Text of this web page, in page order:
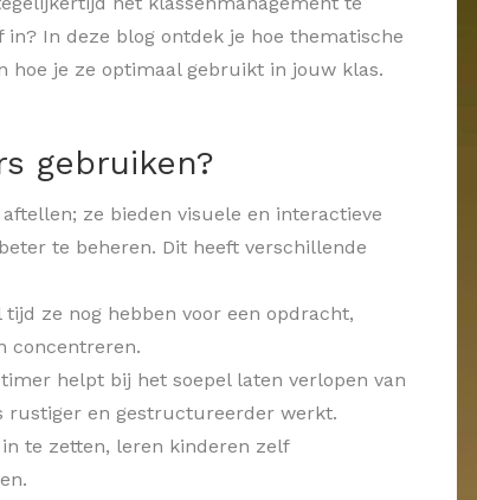
In deze blog ontdek je hoe thematische
hoe je ze optimaal gebruikt in jouw klas.
gebruiken?
ze bieden visuele en interactieve
te beheren. Dit heeft verschillende
ze nog hebben voor een opdracht,
concentreren.
helpt bij het soepel laten verlopen van
rustiger en gestructureerder werkt.
te zetten, leren kinderen zelf